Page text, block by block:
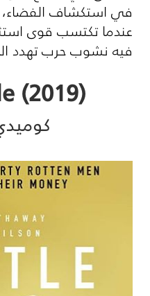
في استكشاف الفضاء،
عندما تكتسب قوى
فيه نشوب حرب تهدد
(The Hustle (2019